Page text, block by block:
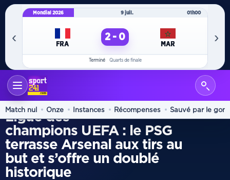
‹
Mondial 2026 9 juil. 01h00
FRA
2 - 0
MAR
Terminé Quarts de finale
›
Match nul Onze Instances Récompenses Sauvé par le
ACCUEIL
FINALE
Ligue des
champions UEFA : le PSG
terrasse Arsenal aux tirs au
but et s’offre un doublé
historique